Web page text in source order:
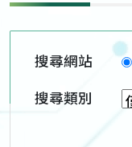
搜尋網站
搜尋類別